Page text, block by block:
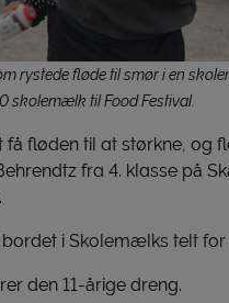
rystede fløde til smør i en
skolemælk til Food Festival.
fløden til at størkne, og
fra 4. klasse på
bordet i Skolemælks telt
den 11-årige dreng.